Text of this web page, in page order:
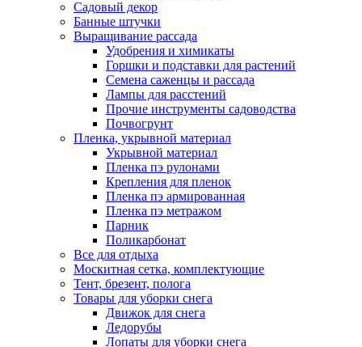
Садовый декор
Банные штучки
Выращивание рассада
Удобрения и химикаты
Горшки и подставки для растений
Семена саженцы и рассада
Лампы для расстений
Прочие инструменты садоводства
Почвогрунт
Пленка, укрывной материал
Укрывной материал
Пленка пэ рулонами
Крепления для пленок
Пленка пэ армированная
Пленка пэ метражом
Парник
Поликарбонат
Все для отдыха
Москитная сетка, комплектующие
Тент, брезент, полога
Товары для уборки снега
Движок для снега
Ледорубы
Лопаты для уборки снега